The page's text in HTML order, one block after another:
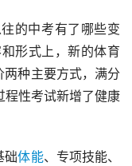
的中考有了哪些变
形式上，新的体育
种主要方式，满分
程性考试新增了健康
础体能、专项技能、